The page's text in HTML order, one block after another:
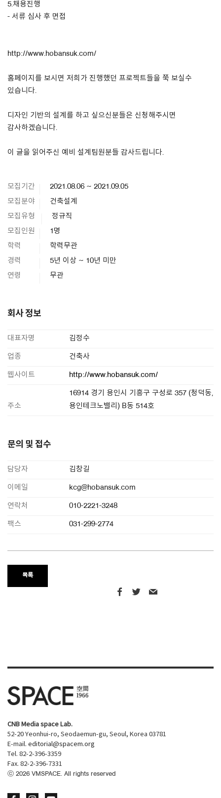
5.채용진행
- 서류 심사 후 면접
http://www.hobansuk.com/
홈페이지를 보시면 저희가 진행했던 프로젝트들을 쭉 보실수
있습니다.
디자인 기반의 설계를 하고 싶으신분들은 신청해주시면
감사하겠습니다.
이 글을 읽어주신 예비 설계팀원분들 감사드립니다.
모집기간 2021.08.06 ~ 2021.09.05
모집분야 건축설계
모집유형 정규직
모집인원 1명
학력 학력무관
경력 5년 이상 ~ 10년 미만
연령 무관
회사 정보
대표자명 김정수
업종 건축사
웹사이트 http://www.hobansuk.com/
주소
16914 경기 용인시 기흥구 구성로 357 (청덕동,
용인테크노밸리) B동 514호
문의 및 접수
담당자 김창길
이메일 kcg@hobansuk.com
연락처 010-2221-3248
팩스 031-299-2774
목록
CNB Media space Lab.
52-20 Yeonhui-ro, Seodaemun-gu, Seoul, Korea 03781
E-mail. editorial@spacem.org
Tel. 82-2-396-3359
Fax. 82-2-396-7331
ⓒ 2026 VMSPACE. All rights reserved